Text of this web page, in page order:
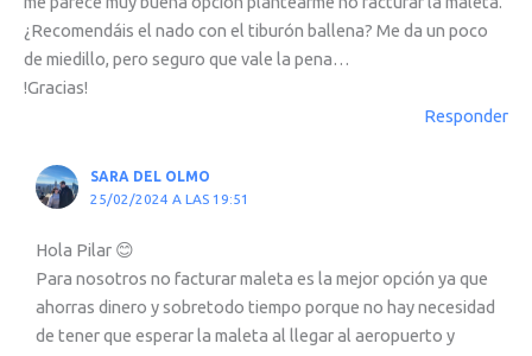
¿Recomendáis el nado con el tiburón ballena? Me da un poco
de miedillo, pero seguro que vale la pena…
!Gracias!
Responder
SARA DEL OLMO
25/02/2024 A LAS 19:51
Hola Pilar 😊
Para nosotros no facturar maleta es la mejor opción ya que
ahorras dinero y sobretodo tiempo porque no hay necesidad
de tener que esperar la maleta al llegar al aeropuerto y